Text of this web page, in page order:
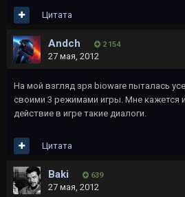
Цитата
Andch 2 154
27 мая, 2012
На мой взгляд зря bioware пыталась
своими 3 режимами игры. Мне кажется
действие в игре такие диалоги.
Цитата
Baki 639
27 мая, 2012